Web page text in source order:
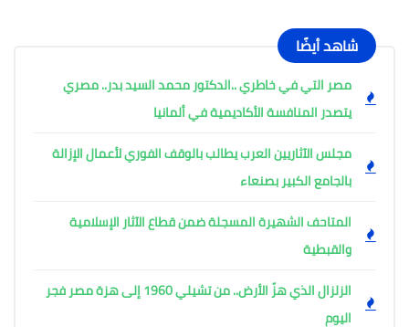
شاهد أيضًا
مصر التي في خاطري ..الدكتور محمد السيد بدر.. مصري
يتصدر المنافسة الأكاديمية في ألمانيا
مجلس الآثاريين العرب يطالب بالوقف الفوري لأعمال الإزالة
بالجامع الكبير بصنعاء
المتاحف الشهيرة المسجلة ضمن قطاع الآثار الإسلامية
والقبطية
الزلزال الذي هزّ الأرض.. من تشيلي 1960 إلى هزة مصر فجر
اليوم